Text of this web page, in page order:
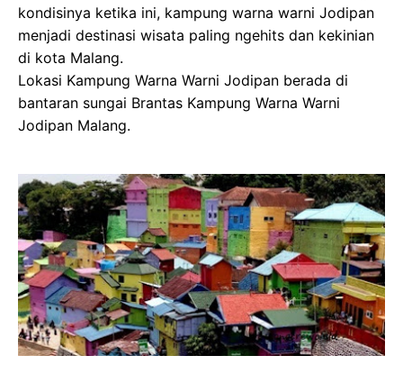
kondisinya ketika ini, kampung warna warni Jodipan
menjadi destinasi wisata paling ngehits dan kekinian
di kota Malang.
Lokasi Kampung Warna Warni Jodipan berada di
bantaran sungai Brantas Kampung Warna Warni
Jodipan Malang.